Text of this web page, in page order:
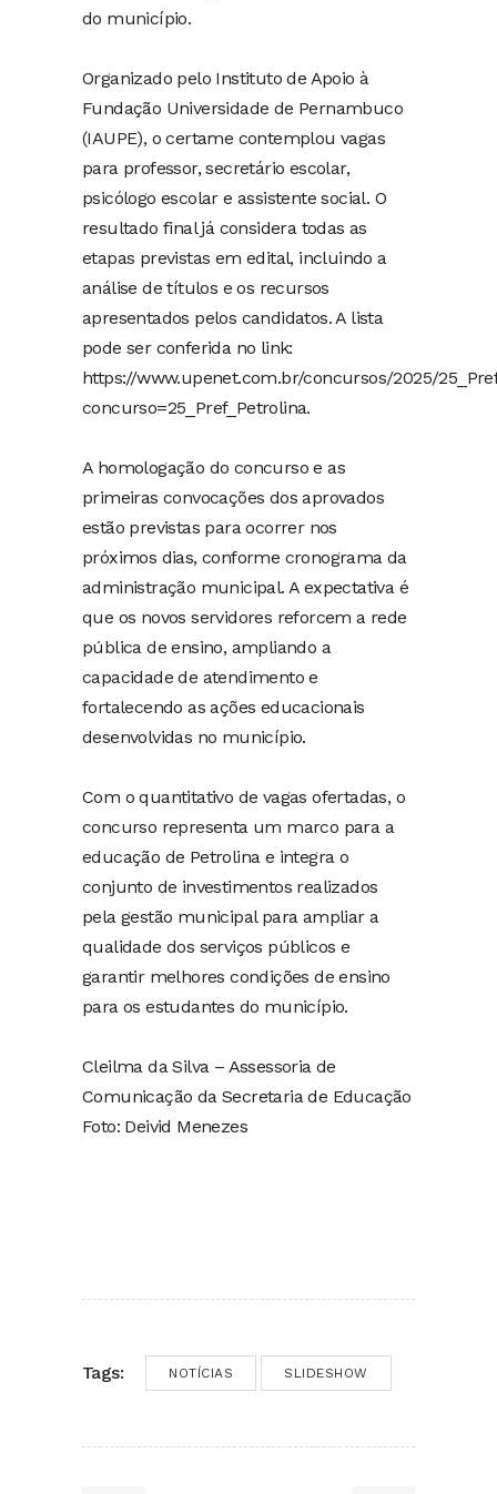
do município.
Organizado pelo Instituto de Apoio à
Fundação Universidade de Pernambuco
(IAUPE), o certame contemplou vagas
para professor, secretário escolar,
psicólogo escolar e assistente social. O
resultado final já considera todas as
etapas previstas em edital, incluindo a
análise de títulos e os recursos
apresentados pelos candidatos. A lista
pode ser conferida no link:
https://www.upenet.com.br/concursos/2025/
concurso=25_Pref_Petrolina.
A homologação do concurso e as
primeiras convocações dos aprovados
estão previstas para ocorrer nos
próximos dias, conforme cronograma da
administração municipal. A expectativa é
que os novos servidores reforcem a rede
pública de ensino, ampliando a
capacidade de atendimento e
fortalecendo as ações educacionais
desenvolvidas no município.
Com o quantitativo de vagas ofertadas, o
concurso representa um marco para a
educação de Petrolina e integra o
conjunto de investimentos realizados
pela gestão municipal para ampliar a
qualidade dos serviços públicos e
garantir melhores condições de ensino
para os estudantes do município.
Cleilma da Silva – Assessoria de
Comunicação da Secretaria de Educação
Foto: Deivid Menezes
Tags: NOTÍCIAS SLIDESHOW